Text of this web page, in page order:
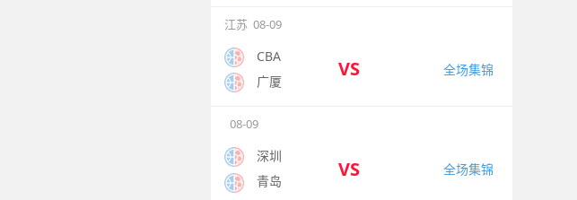
江苏 08-09
CBA
广厦
VS 全场集锦
08-09
深圳
青岛
VS 全场集锦